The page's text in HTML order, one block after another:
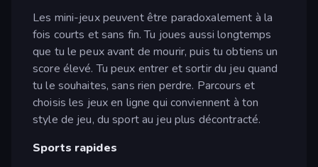
Les mini-jeux peuvent être paradoxalement à la
fois courts et sans fin. Tu joues aussi longtemps
que tu le peux avant de mourir, puis tu obtiens un
score élevé. Tu peux entrer et sortir du jeu quand
tu le souhaites, sans rien perdre. Parcours et
choisis les jeux en ligne qui conviennent à ton
style de jeu, du sport au jeu plus décontracté.
Sports rapides